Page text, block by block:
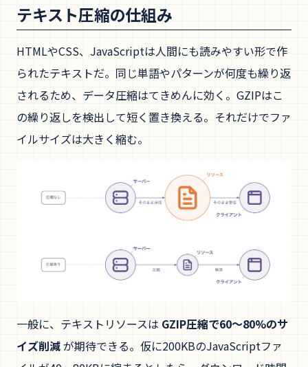
テキスト圧縮の仕組み
HTMLやCSS、JavaScriptは人間にも読みやすい形で作
られたテキストだ。同じ単語やパターンが何度も繰り返
されるため、データ圧縮はてきめんに効く。GZIPはこ
の繰り返しを検出して短く置き換える。それだけでファ
イルサイズは大きく縮む。
一般に、テキストリソースは GZIP圧縮で60〜80%のサ
イズ削減が期待できる。仮に200KBのJavaScriptファ